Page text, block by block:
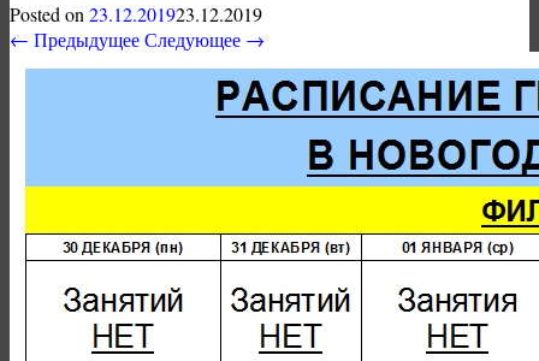
Posted on 23.12.201923.12.2019
← ПредыдущееСледующее →